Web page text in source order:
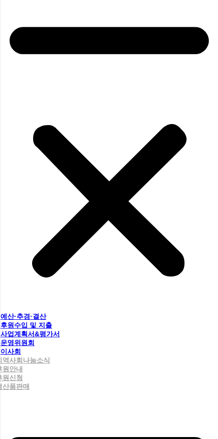
예산·추경·결산
후원수입 및 지출
사업계획서&평가서
운영위원회
이사회
역사회나눔소식
원안내
원신청
산품판매